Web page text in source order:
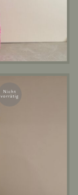
Nicht
vorrätig